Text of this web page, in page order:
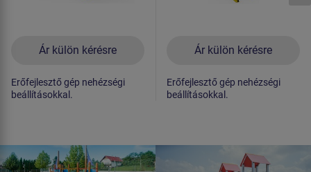
Ár külön kérésre
Erőfejlesztő gép nehézségi
beállításokkal.
Ár külön kérésre
Erőfejlesztő gép nehézségi
beállításokkal.